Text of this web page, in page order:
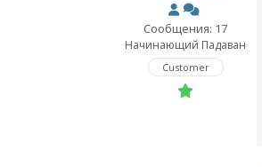
Сообщения: 17
Начинающий Падаван
Customer